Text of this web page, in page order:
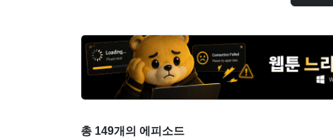
총 149개의 에피소드